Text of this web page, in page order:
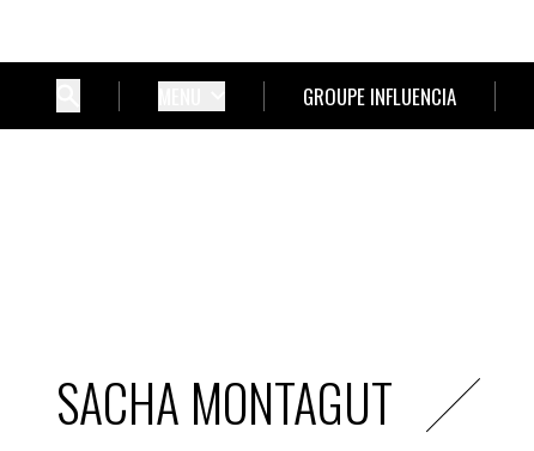
GROUPE INFLUENCIA
SACHA MONTAGUT